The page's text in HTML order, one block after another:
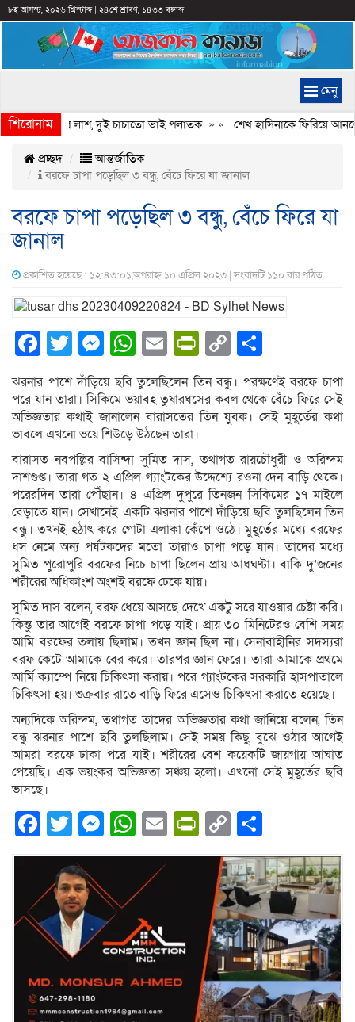
৮ই আগস্ট, ২০২৬ খ্রিস্টাব্দ| ২৪শে শ্রাবণ, ১৪৩৩ বঙ্গাব্দ
মেনু
শিরোনামনেতার লাশ, দুই চাচাতো ভাই পলাতক» «শেখ হাসিনাকে ফিরিয়ে আনতে
প্রচ্ছদ
আন্তর্জাতিক
বরফে চাপা পড়েছিল ৩ বন্ধু, বেঁচে ফিরে যা জানাল
বরফে চাপা পড়েছিল ৩ বন্ধু, বেঁচে ফিরে যা
জানাল
প্রকাশিত হয়েছে : ১২:৪৩:০১,অপরাহ্ন ১০ এপ্রিল ২০২৩ | সংবাদটি ১১০ বার পঠিত
Facebook
Twitter
Messenger
WhatsApp
EmailPrintFriendly
Copy
Link
ঝরনার পাশে দাঁড়িয়ে ছবি তুলেছিলেন তিন বন্ধু। পরক্ষণেই বরফে চাপা
পরে যান তারা। সিকিমে ভয়াবহ তুষারধসের কবল থেকে বেঁচে ফিরে সেই
অভিজ্ঞতার কথাই জানালেন বারাসতের তিন যুবক। সেই মুহূর্তের কথা
ভাবলে এখনো ভয়ে শিউড়ে উঠছেন তারা।
বারাসত নবপল্লির বাসিন্দা সুমিত দাস, তথাগত রায়চৌধুরী ও অরিন্দম
দাশগুপ্ত। তারা গত ২ এপ্রিল গ্যাংটকের উদ্দেশ্যে রওনা দেন বাড়ি থেকে।
পরেরদিন তারা পৌঁছান। ৪ এপ্রিল দুপুরে তিনজন সিকিমের ১৭ মাইলে
বেড়াতে যান। সেখানেই একটি ঝরনার পাশে দাঁড়িয়ে ছবি তুলছিলেন তিন
বন্ধু। তখনই হঠাৎ করে গোটা এলাকা কেঁপে ওঠে। মুহূর্তের মধ্যে বরফের
ধস নেমে অন্য পর্যটকদের মতো তারাও চাপা পড়ে যান। তাদের মধ্যে
সুমিত পুরোপুরি বরফের নিচে চাপা ছিলেন প্রায় আধঘণ্টা। বাকি দু’জনের
শরীরের অধিকাংশ অংশই বরফে ঢেকে যায়।
সুমিত দাস বলেন, বরফ ধেয়ে আসছে দেখে একটু সরে যাওয়ার চেষ্টা করি।
কিন্তু তার আগেই বরফে চাপা পড়ে যাই। প্রায় ৩০ মিনিটেরও বেশি সময়
আমি বরফের তলায় ছিলাম। তখন জ্ঞান ছিল না। সেনাবাহীনির সদস্যরা
বরফ কেটে আমাকে বের করে। তারপর জ্ঞান ফেরে। তারা আমাকে প্রথমে
আর্মি ক্যাম্পে নিয়ে চিকিৎসা করায়। পরে গ্যাংটকের সরকারি হাসপাতালে
চিকিৎসা হয়। শুক্রবার রাতে বাড়ি ফিরে এসেও চিকিৎসা করাতে হয়েছে।
অন্যদিকে অরিন্দম, তথাগত তাদের অভিজ্ঞতার কথা জানিয়ে বলেন, তিন
বন্ধু ঝরনার পাশে ছবি তুলছিলাম। সেই সময় কিছু বুঝে ওঠার আগেই
আমরা বরফে ঢাকা পরে যাই। শরীরের বেশ কয়েকটি জায়গায় আঘাত
পেয়েছি। এক ভয়ংকর অভিজ্ঞতা সঞ্চয় হলো। এখনো সেই মুহূর্তের ছবি
ভাসছে।
Facebook
Twitter
Messenger
WhatsApp
EmailPrintFriendly
Copy
Link